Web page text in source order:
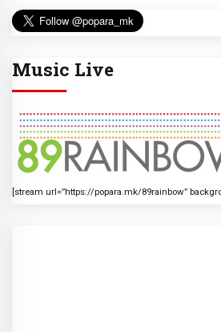
Music Live
[stream url=”https://popara.mk/89rainbow”